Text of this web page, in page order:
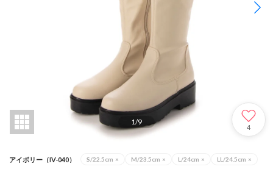
1/9
4
アイボリー（IV-040） S/22.5cm × M/23.5cm × L/24cm × LL/24.5cm ×